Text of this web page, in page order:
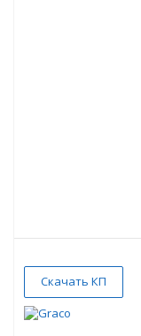
Скачать КП